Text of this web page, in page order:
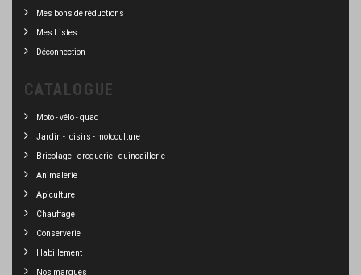
Mes bons de réductions
Mes Listes
Déconnection
CATALOGUE
Moto - vélo - quad
Jardin - loisirs - motoculture
Bricolage - droguerie - quincaillerie
Animalerie
Apiculture
Chauffage
Conserverie
Habillement
Nos marques